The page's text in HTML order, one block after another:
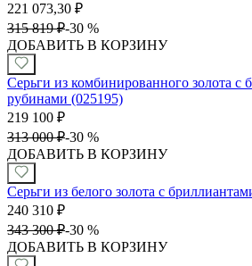
221 073,30 ₽
315 819 ₽-30 %
ДОБАВИТЬ В КОРЗИНУ
Серьги из комбинированного золота с
рубинами (025195)
219 100 ₽
313 000 ₽-30 %
ДОБАВИТЬ В КОРЗИНУ
Серьги из белого золота с
240 310 ₽
343 300 ₽-30 %
ДОБАВИТЬ В КОРЗИНУ